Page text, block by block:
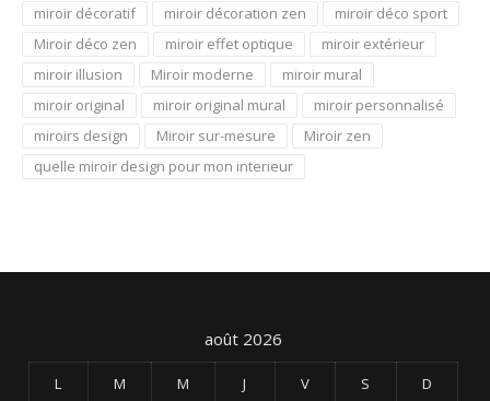
miroir décoratif
miroir décoration zen
miroir déco sport
Miroir déco zen
miroir effet optique
miroir extérieur
miroir illusion
Miroir moderne
miroir mural
miroir original
miroir original mural
miroir personnalisé
miroirs design
Miroir sur-mesure
Miroir zen
quelle miroir design pour mon interieur
août 2026
L M M J V S D